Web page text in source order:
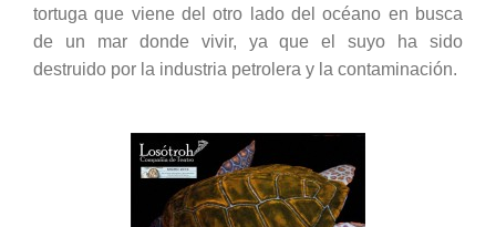
tortuga que viene del otro lado del océano en busca
de un mar donde vivir, ya que el suyo ha sido
destruido por la industria petrolera y la contaminación.